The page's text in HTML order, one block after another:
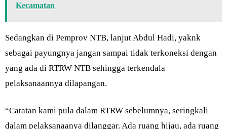
Kecamatan
Sedangkan di Pemprov NTB, lanjut Abdul Hadi, yaknk
sebagai payungnya jangan sampai tidak terkoneksi dengan
yang ada di RTRW NTB sehingga terkendala
pelaksanaannya dilapangan.
“Catatan kami pula dalam RTRW sebelumnya, seringkali
dalam pelaksanaanya dilanggar. Ada ruang hijau, ada ruang